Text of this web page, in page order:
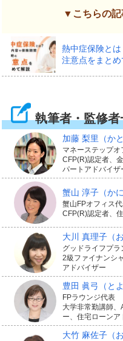
▼こちらの記
熱中症保険と
注意点をまとめ
執筆者・監修者
加藤 梨里 （か
マネーステップ
CFP(R)認定者、
パートアドバイザ
蟹山 淳子 （か
蟹山FPオフィス
CFP(R)認定者、
大川 真理子 （
グッドライフプ
2級ファイナンシ
アドバイザー
豊田 眞弓 （と
FPラウンジ代表
大学非常勤講師
ー、住宅ローンア
大竹 麻佐子 （